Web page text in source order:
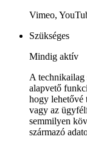
Vimeo,
Szükséges
Mindig aktív
A technikailag
alapvető
hogy lehetővé
vagy az
semmilyen
származó